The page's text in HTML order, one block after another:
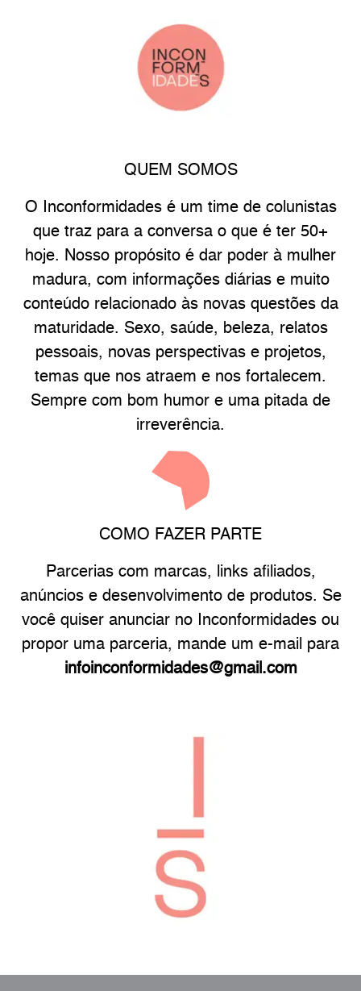
QUEM SOMOS
O Inconformidades é um time de colunistas
que traz para a conversa o que é ter 50+
hoje. Nosso propósito é dar poder à mulher
madura, com informações diárias e muito
conteúdo relacionado às novas questões da
maturidade. Sexo, saúde, beleza, relatos
pessoais, novas perspectivas e projetos,
temas que nos atraem e nos fortalecem.
Sempre com bom humor e uma pitada de
irreverência.
COMO FAZER PARTE
Parcerias com marcas, links afiliados,
anúncios e desenvolvimento de produtos. Se
você quiser anunciar no Inconformidades ou
propor uma parceria, mande um e-mail para
infoinconformidades@gmail.com